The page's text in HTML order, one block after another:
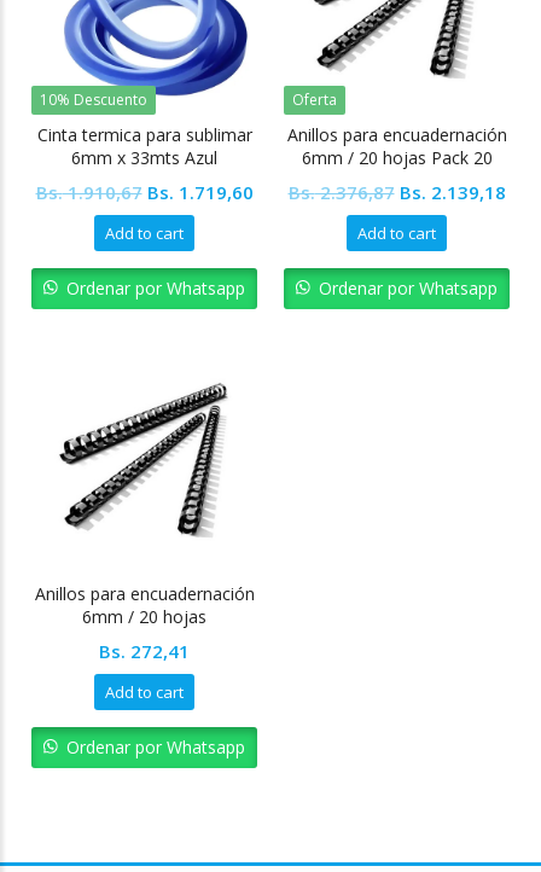
10% Descuento
Cinta termica para sublimar
6mm x 33mts Azul
Bs.1.910,67 Original
price
was:
Bs. 1.910,67.
Bs. 1.719,60Current
Bs. 1.719,60.
Add to cart
Ordenar por Whatsapp
Oferta
Anillos para encuadernación
6mm / 20 hojas Pack 20
Bs.2.376,87 Original
price
was:
Bs. 2.376,87.
Bs. 2.139,18
Bs.
Add to cart
Ordenar por Whatsapp
Anillos para encuadernación
6mm / 20 hojas
Bs. 272,41
Add to cart
Ordenar por Whatsapp